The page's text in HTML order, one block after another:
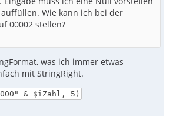
Wie kann ich bei der
00002 stellen?
was ich immer etwas
mit StringRight.
& $iZahl, 5)